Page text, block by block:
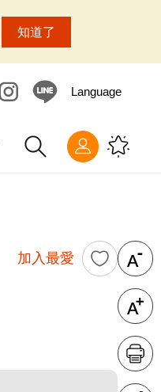
知道了
Language
加入最愛